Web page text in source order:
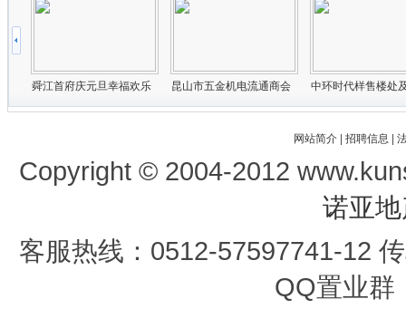
网站简介| 招聘信息
Copyright © 2004-2012
诺亚
客服热线：0512-57597741-12
QQ置业